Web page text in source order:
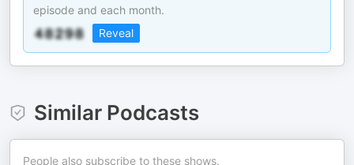
episode and each month.
Reveal
Similar Podcasts
People also subscribe to these shows.